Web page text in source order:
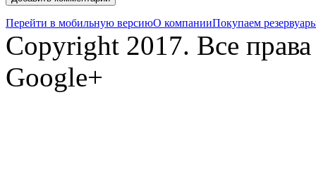
Перейти в мобильную версиюО компанииПокупаем
Copyright 2017. Все
Google+